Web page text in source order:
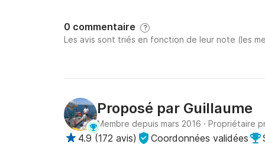
A bientôt,
0 commentaire ?
Les avis sont triés en fonction de leur note (les
Proposé par Guillaume
Membre depuis mars 2016 · Propriétaire
4.9 (172 avis) Coordonnées validées